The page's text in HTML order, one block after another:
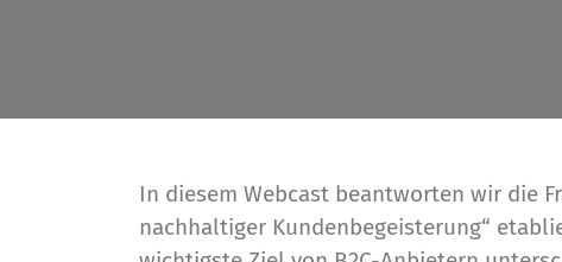
In diesem Webcast beantworten wir die
nachhaltiger Kundenbegeisterung“